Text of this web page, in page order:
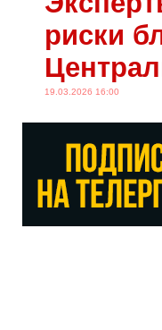
риски
19.03.2026 16:00